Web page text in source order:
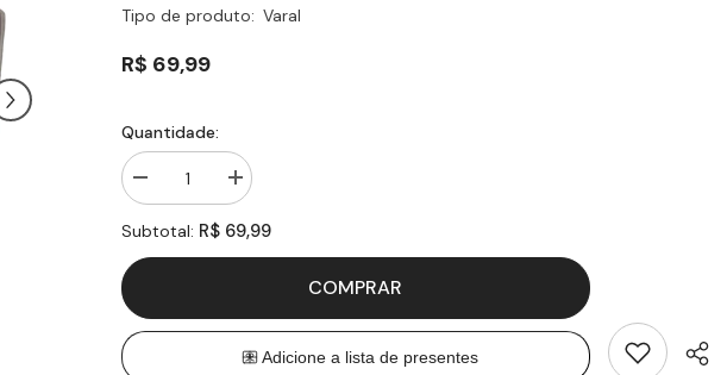
Tipo de produto: Varal
R$ 69,99
Quantidade:
Diminuir
quantidade
para
Varal
Retrátil
Rio
Aumentar
quantidade
para
Varal
Retrátil
Rio
de
Ouro
Subtotal: R$ 69,99
COMPRAR